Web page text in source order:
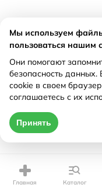
Главная Каталог
Мы используем
пользоваться нашим
Они помогают
безопасность
cookie в своем
соглашаетесь с их
Принять